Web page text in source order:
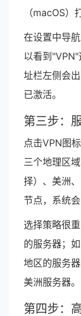
（macOS）
在设置中导
以看到
址栏左侧会
已激活。
第三步：
点击VPN图
三个地理区
择）、美洲
节点，系统
选择策略很
的服务器；
地区的服务
美洲服务器。
第四步：